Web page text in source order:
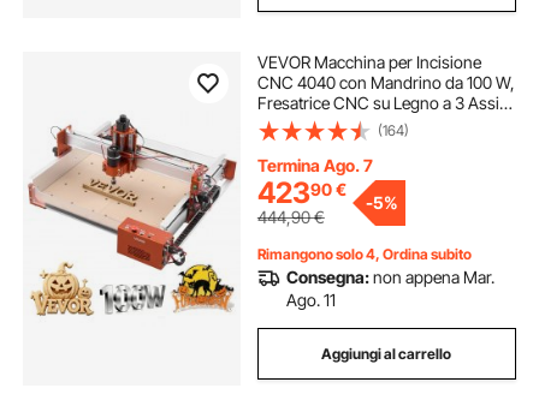
VEVOR Macchina per Incisione
CNC 4040 con Mandrino da 100 W,
Fresatrice CNC su Legno a 3 Assi,
Controllo GRBL, Guida Lineare,
Area di Lavoro 40 x 40 x 9,5 cm,
per Taglio e Intaglio su Legno e
Acrilico
(164)
Termina Ago. 7
42390€
444,90€
-5%
Rimangono solo 4, Ordina subito
Consegna:non appena Mar.
Ago. 11
Aggiungi al carrello